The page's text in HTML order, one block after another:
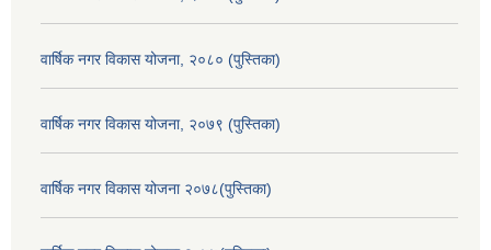
वार्षिक नगर विकास योजना, २०८० (पुस्तिका)
वार्षिक नगर विकास योजना, २०७९ (पुस्तिका)
वार्षिक नगर विकास योजना २०७८(पुस्तिका)